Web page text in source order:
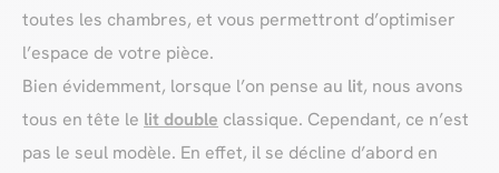
toutes les chambres, et vous permettront d’optimiser
l’espace de votre pièce.
Bien évidemment, lorsque l’on pense au lit, nous avons
tous en tête le lit double classique. Cependant, ce n’est
pas le seul modèle. En effet, il se décline d’abord en